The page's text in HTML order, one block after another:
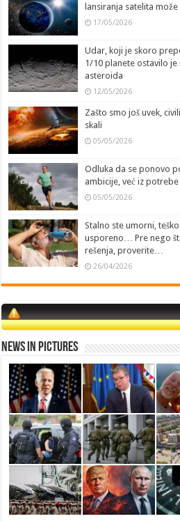
lansiranja satelita
17/05/2026
Udar, koji je skoro
1/10 planete ostavilo je
asteroida
12/05/2026
Zašto smo još uvek,
skali
05/05/2026
Odluka da se ponovo
ambicije, već iz potrebe
05/05/2026
Stalno ste umorni,
usporeno… Pre nego
rešenja, proverite…
26/04/2026
News in Pictures